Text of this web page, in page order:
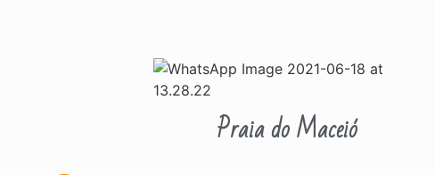
Praia do Maceió